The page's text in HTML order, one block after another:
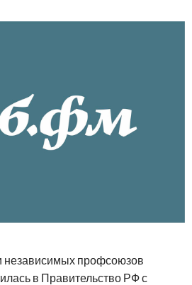
независимых профсоюзов
в Правительство РФ с